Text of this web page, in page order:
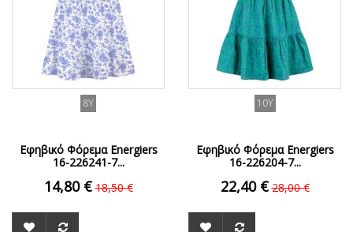
8Y
Εφηβικό Φόρεμα Energiers
16-226241-7...
14,80 € 18,50 €
10Y
Εφηβικό Φόρεμα Energiers
16-226204-7...
22,40 € 28,00 €